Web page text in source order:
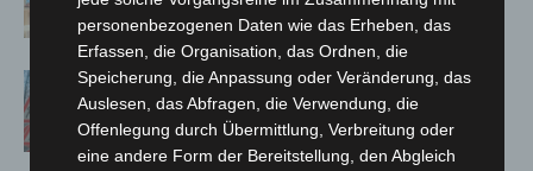
Jacques’ Wein-Depot Isernhagen
A2: Zweite Turbobaustelle startet
zwischen Hannover-West und
Bothfeld
personenbezogenen Daten wie das Erheben, das
Erfassen, die Organisation, das Ordnen, die
Speicherung, die Anpassung oder Veränderung, das
Auslesen, das Abfragen, die Verwendung, die
Offenlegung durch Übermittlung, Verbreitung oder
eine andere Form der Bereitstellung, den Abgleich